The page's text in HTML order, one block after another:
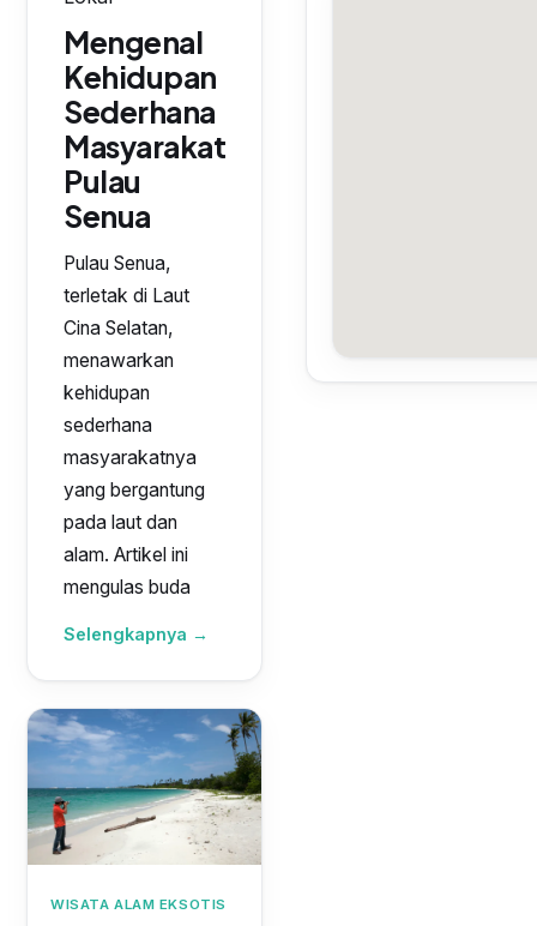
Mengenal
Kehidupan
Sederhana
Masyarakat
Pulau
Senua
Pulau Senua,
terletak di Laut
Cina Selatan,
menawarkan
kehidupan
sederhana
masyarakatnya
yang bergantung
pada laut dan
alam. Artikel ini
mengulas buda
Selengkapnya →
WISATA ALAM EKSOTIS